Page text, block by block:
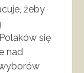
żeby
się
nad